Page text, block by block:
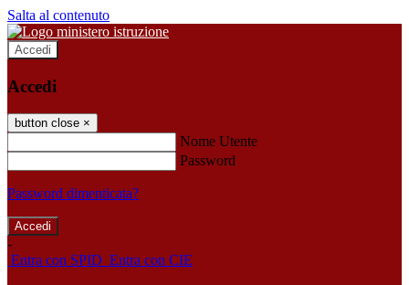
Salta al contenuto
Accedi
Accedi
button close ×
Nome Utente
Password
Password dimenticata?
-
Entra con SPID Entra con CIE